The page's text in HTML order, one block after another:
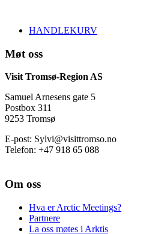
HANDLEKURV
Møt oss
Visit Tromsø-Region AS
Samuel Arnesens gate 5
Postbox 311
9253 Tromsø
E-post: Sylvi@visittromso.no
Telefon: +47 918 65 088
Om oss
Hva er Arctic Meetings?
Partnere
La oss møtes i Arktis